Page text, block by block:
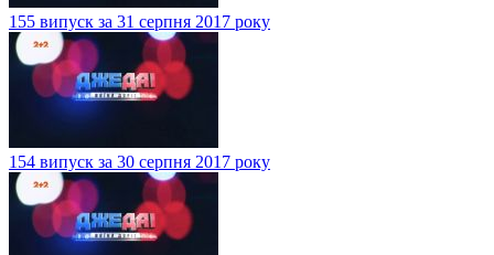
155 випуск за 31 серпня 2017 року
154 випуск за 30 серпня 2017 року